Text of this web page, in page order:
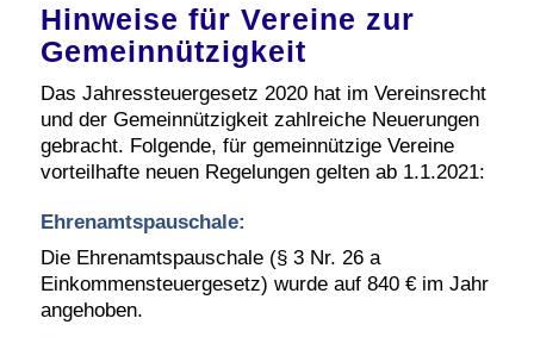
Hinweise für Vereine zur
Gemeinnützigkeit
Das Jahressteuergesetz 2020 hat im Vereinsrecht
und der Gemeinnützigkeit zahlreiche Neuerungen
gebracht. Folgende, für gemeinnützige Vereine
vorteilhafte neuen Regelungen gelten ab 1.1.2021:
Ehrenamtspauschale:
Die Ehrenamtspauschale (§ 3 Nr. 26 a
Einkommensteuergesetz) wurde auf 840 € im Jahr
angehoben.